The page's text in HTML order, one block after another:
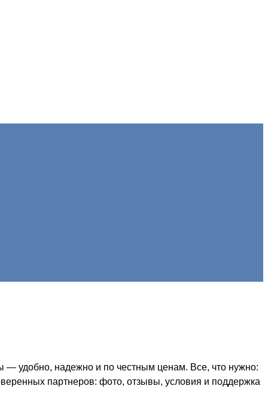
— удобно, надежно и по честным ценам. Все, что нужно:
партнеров: фото, отзывы, условия и поддержка